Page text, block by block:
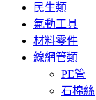
民生類
氣動工具
材料零件
線網管類
PE管
石棉絲